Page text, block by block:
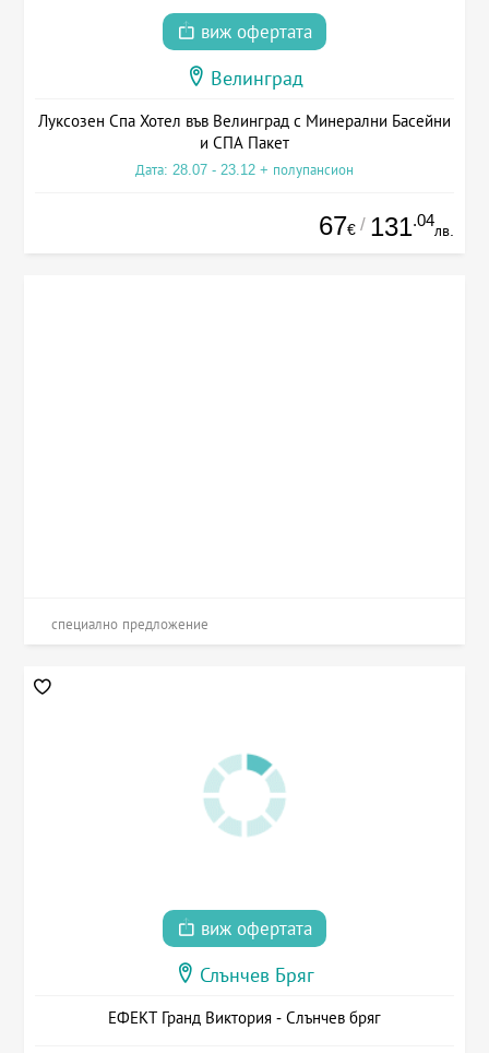
виж офертата
Велинград
Луксозен Спа Хотел във Велинград с Минерални Басейни
и СПА Пакет
Дата: 28.07 - 23.12 + полупансион
67€ / 131.04
лв.
специално предложение
виж офертата
Слънчев Бряг
ЕФЕКТ Гранд Виктория - Слънчев бряг